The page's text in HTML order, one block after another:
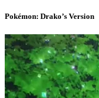
Pokémon: Drako’s Version